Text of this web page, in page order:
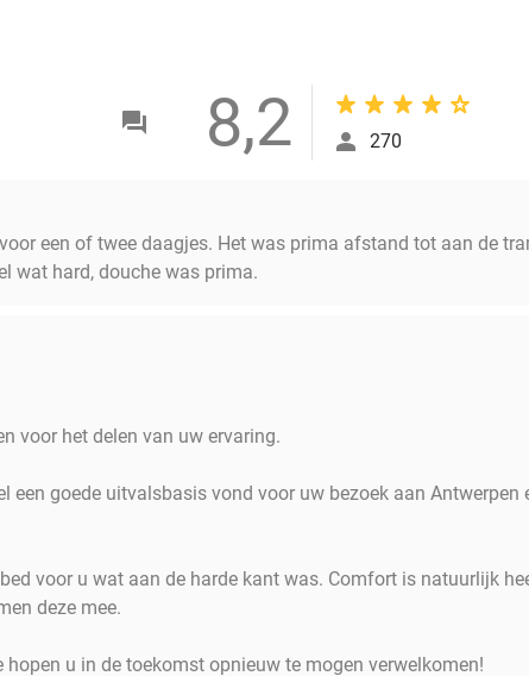
8,2 270
een of twee daagjes. Het was prima afstand tot aan de
wat hard, douche was prima.
voor het delen van uw ervaring.
een goede uitvalsbasis vond voor uw bezoek aan Antwerpen
voor u wat aan de harde kant was. Comfort is natuurlijk
deze mee.
hopen u in de toekomst opnieuw te mogen verwelkomen!